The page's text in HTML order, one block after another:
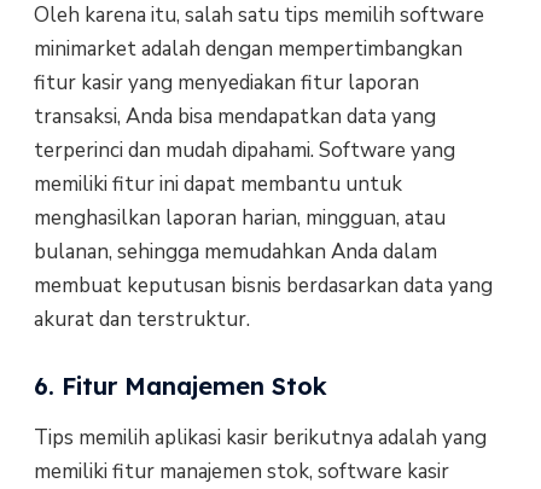
Oleh karena itu, salah satu tips memilih software
minimarket adalah dengan mempertimbangkan
fitur kasir yang menyediakan fitur laporan
transaksi, Anda bisa mendapatkan data yang
terperinci dan mudah dipahami. Software yang
memiliki fitur ini dapat membantu untuk
menghasilkan laporan harian, mingguan, atau
bulanan, sehingga memudahkan Anda dalam
membuat keputusan bisnis berdasarkan data yang
akurat dan terstruktur.
6. Fitur Manajemen Stok
Tips memilih aplikasi kasir berikutnya adalah yang
memiliki fitur manajemen stok, software kasir